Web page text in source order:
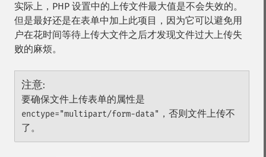
实际上，PHP 设置中的上传文件最大值是不会失效的。
但是最好还是在表单中加上此项目，因为它可以避免用
户在花时间等待上传大文件之后才发现文件过大上传失
败的麻烦。
注意:
要确保文件上传表单的属性是
enctype="multipart/form-data" ，否则文件上传不
了。